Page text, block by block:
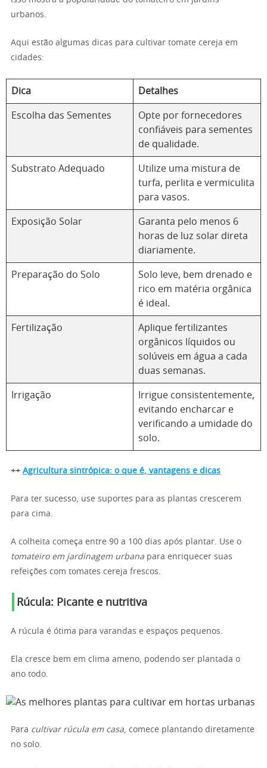
urbanos.
Aqui estão algumas dicas para cultivar tomate cereja em
cidades:
Dica Detalhes
Escolha das Sementes
Opte por fornecedores
confiáveis para sementes
de qualidade.
Substrato Adequado
Utilize uma mistura de
turfa, perlita e vermiculita
para vasos.
Exposição Solar
Garanta pelo menos 6
horas de luz solar direta
diariamente.
Preparação do Solo
Solo leve, bem drenado e
rico em matéria orgânica
é ideal.
Fertilização
Aplique fertilizantes
orgânicos líquidos ou
solúveis em água a cada
duas semanas.
Irrigação
Irrigue consistentemente,
evitando encharcar e
verificando a umidade do
solo.
++ Agricultura sintrópica: o que é, vantagens e dicas
Para ter sucesso, use suportes para as plantas crescerem
para cima.
A colheita começa entre 90 a 100 dias após plantar. Use o
tomateiro em jardinagem urbana para enriquecer suas
refeições com tomates cereja frescos.
Rúcula: Picante e nutritiva
A rúcula é ótima para varandas e espaços pequenos.
Ela cresce bem em clima ameno, podendo ser plantada o
ano todo.
Para cultivar rúcula em casa, comece plantando diretamente
no solo.